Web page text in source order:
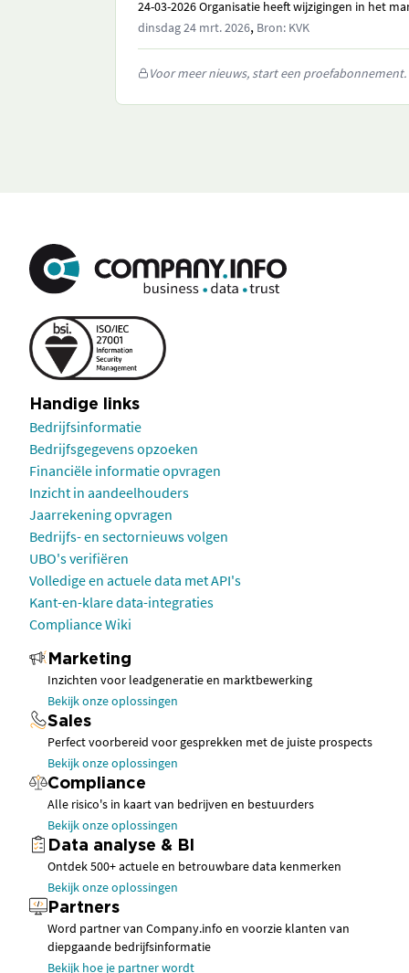
24-03-2026 Organisatie heeft wijzigingen in het
dinsdag 24 mrt. 2026, Bron: KVK
Voor meer nieuws, start een proefabonnement.
Handige links
Bedrijfsinformatie
Bedrijfsgegevens opzoeken
Financiële informatie opvragen
Inzicht in aandeelhouders
Jaarrekening opvragen
Bedrijfs- en sectornieuws volgen
UBO's verifiëren
Volledige en actuele data met API's
Kant-en-klare data-integraties
Compliance Wiki
Marketing
Inzichten voor leadgeneratie en marktbewerking
Bekijk onze oplossingen
Sales
Perfect voorbereid voor gesprekken met de juiste prospects
Bekijk onze oplossingen
Compliance
Alle risico's in kaart van bedrijven en bestuurders
Bekijk onze oplossingen
Data analyse & BI
Ontdek 500+ actuele en betrouwbare data kenmerken
Bekijk onze oplossingen
Partners
Word partner van Company.info en voorzie klanten van
diepgaande bedrijfsinformatie
Bekijk hoe je partner wordt